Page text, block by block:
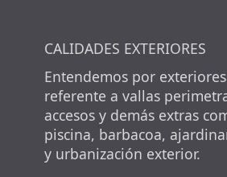
CALIDADES EXTERIORES
Entendemos por
referente a vallas
accesos y demás extras
piscina, barbacoa,
y urbanización exterior.